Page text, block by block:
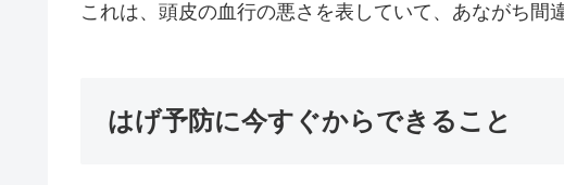
これは、頭皮の血行の悪さを表していて、あながち間
はげ予防に今すぐからできること